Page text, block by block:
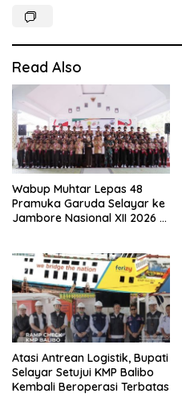
Read Also
Wabup Muhtar Lepas 48
Pramuka Garuda Selayar ke
Jambore Nasional XII 2026 di
Atasi Antrean Logistik, Bupati
Selayar Setujui KMP Balibo
Kembali Beroperasi Terbatas